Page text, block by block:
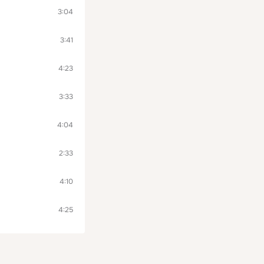
3:04
3:41
4:23
3:33
4:04
2:33
4:10
4:25